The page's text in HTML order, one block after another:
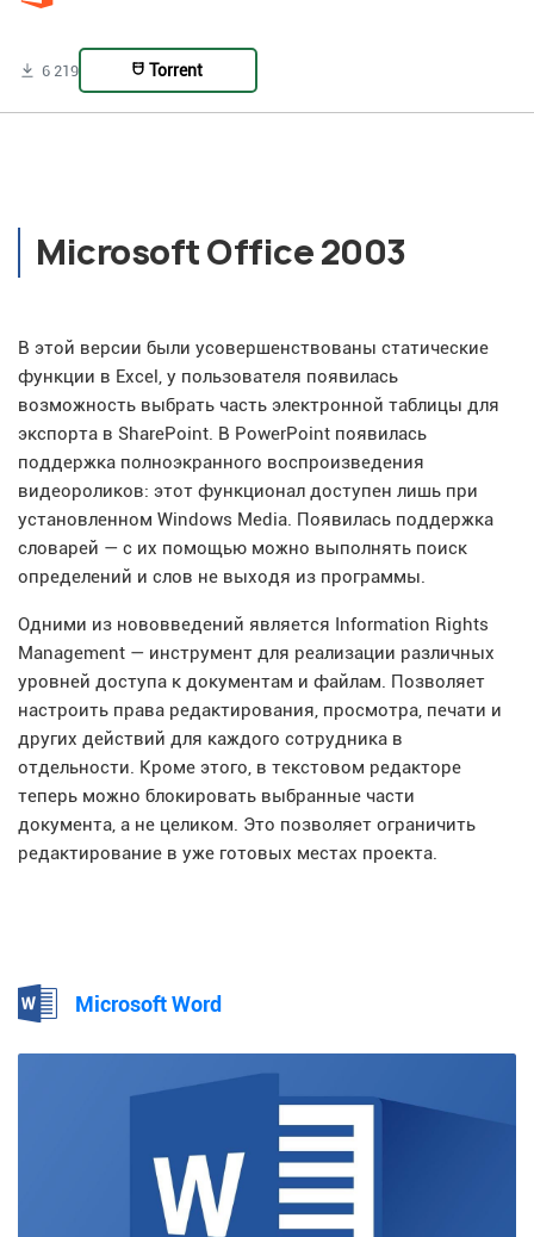
6 219 Torrent
Microsoft Office 2003
В этой версии были усовершенствованы статические
функции в Excel, у пользователя появилась
возможность выбрать часть электронной таблицы для
экспорта в SharePoint. В PowerPoint появилась
поддержка полноэкранного воспроизведения
видеороликов: этот функционал доступен лишь при
установленном Windows Media. Появилась поддержка
словарей — с их помощью можно выполнять поиск
определений и слов не выходя из программы.
Одними из нововведений является Information Rights
Management — инструмент для реализации различных
уровней доступа к документам и файлам. Позволяет
настроить права редактирования, просмотра, печати и
других действий для каждого сотрудника в
отдельности. Кроме этого, в текстовом редакторе
теперь можно блокировать выбранные части
документа, а не целиком. Это позволяет ограничить
редактирование в уже готовых местах проекта.
Microsoft Word